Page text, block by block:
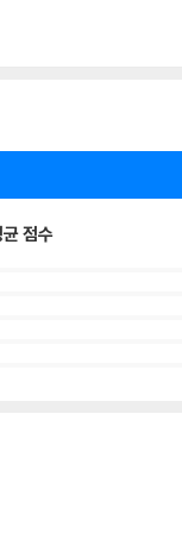
점수